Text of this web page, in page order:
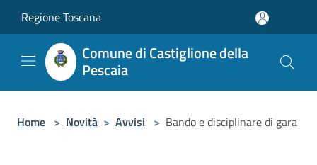
Regione Toscana
Comune di Castiglione della
Pescaia
Home > Novità > Avvisi > Bando e disciplinare di gara